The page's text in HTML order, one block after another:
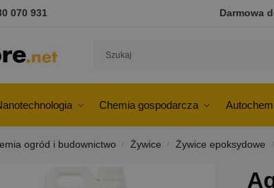
070 931 Darmowa
Chemia gospodarcza
ogród i budownictwo / Żywice / Żywice epoksydowe /